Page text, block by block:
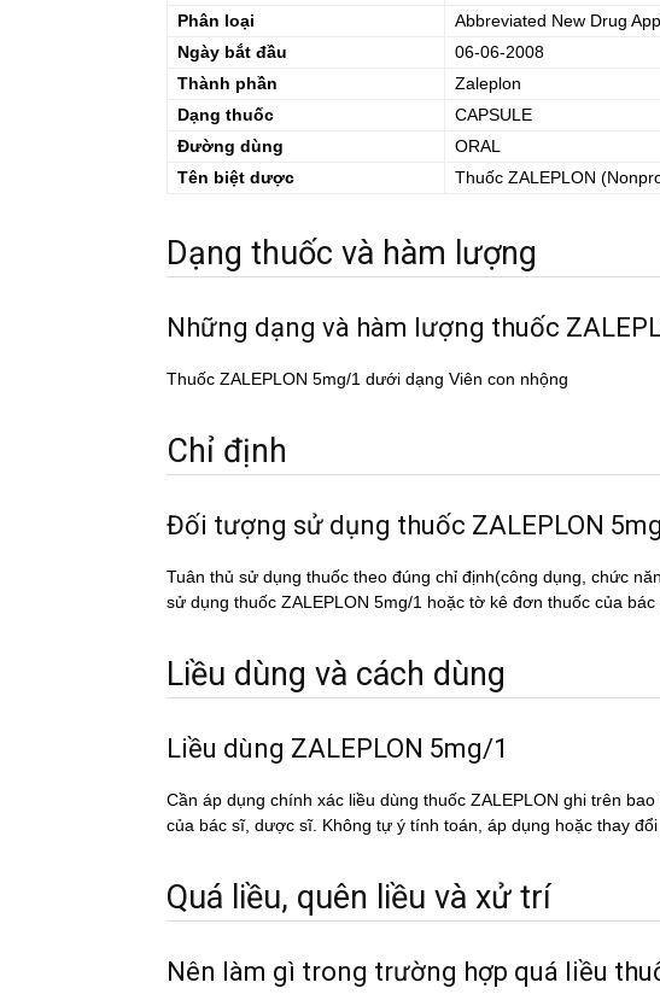
Phân loại
Abbreviated New Drug
Ngày bắt đầu
06-06-2008
Thành phần
Zaleplon
Dạng thuốc
CAPSULE
Đường dùng
ORAL
Tên biệt dược
Thuốc ZALEPLON
Dạng thuốc và hàm lượng
Những dạng và hàm lượng thuốc
Thuốc ZALEPLON 5mg/1 dưới dạng Viên con nhộng
Chỉ định
Đối tượng sử dụng thuốc ZALEPLON
Tuân thủ sử dụng thuốc theo đúng chỉ định(công dụng, chức
sử dụng thuốc ZALEPLON 5mg/1 hoặc tờ kê đơn thuốc của bác
Liều dùng và cách dùng
Liều dùng ZALEPLON 5mg/1
Cần áp dụng chính xác liều dùng thuốc ZALEPLON ghi trên
của bác sĩ, dược sĩ. Không tự ý tính toán, áp dụng hoặc thay đổi
Quá liều, quên liều và xử trí
Nên làm gì trong trường hợp quá liều